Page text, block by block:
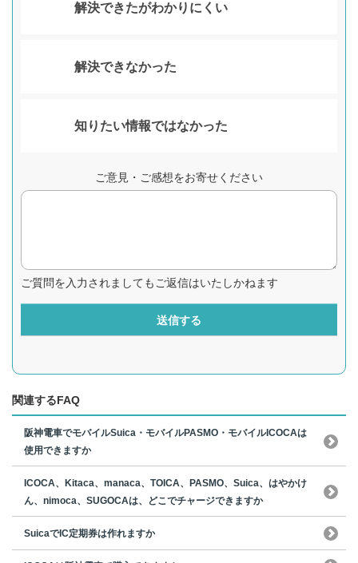
解決できたがわかりにくい
解決できなかった
知りたい情報ではなかった
ご意見・ご感想をお寄せください
ご質問を入力されましてもご返信はいたしかねます
送信する
関連するFAQ
阪神電車でモバイルSuica・モバイルPASMO・モバイルICOCAは
使用できますか
ICOCA、Kitaca、manaca、TOICA、PASMO、Suica、はやかけ
ん、nimoca、SUGOCAは、どこでチャージできますか
SuicaでIC定期券は作れますか